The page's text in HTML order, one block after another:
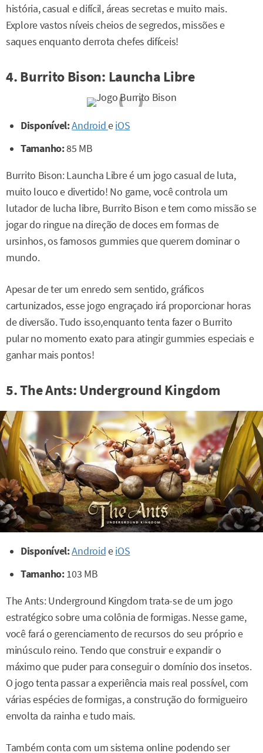
história, casual e difícil, áreas secretas e muito mais.
Explore vastos níveis cheios de segredos, missões e
saques enquanto derrota chefes difíceis!
4. Burrito Bison: Launcha Libre
Disponível:AndroideiOS
Tamanho:85 MB
Burrito Bison: Launcha Libre é um jogo casual de luta,
muito louco e divertido! No game, você controla um
lutador de lucha libre, Burrito Bison e tem como missão se
jogar do ringue na direção de doces em formas de
ursinhos, os famosos gummies que querem dominar o
mundo.
Apesar de ter um enredo sem sentido, gráficos
cartunizados, esse jogo engraçado irá proporcionar horas
de diversão. Tudo isso,enquanto tenta fazer o Burrito
pular no momento exato para atingir gummies especiais e
ganhar mais pontos!
5. The Ants: Underground Kingdom
Disponível:AndroideiOS
Tamanho:103 MB
The Ants: Underground Kingdom trata-se de um jogo
estratégico sobre uma colônia de formigas. Nesse game,
você fará o gerenciamento de recursos do seu próprio e
minúsculo reino. Tendo que construir e expandir o
máximo que puder para conseguir o domínio dos insetos.
O jogo tenta passar a experiência mais real possível, com
várias espécies de formigas, a construção do formigueiro
envolta da rainha e tudo mais.
Também conta com um sistema online podendo ser